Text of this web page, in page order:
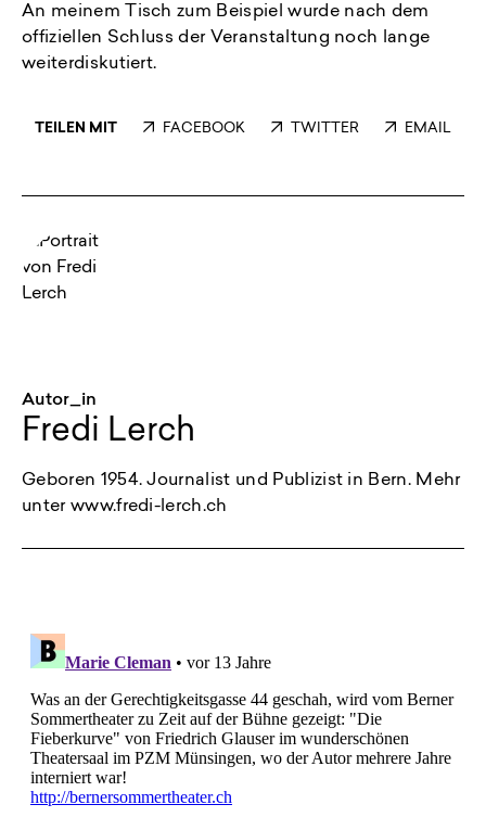
An meinem Tisch zum Beispiel wurde nach dem
offiziellen Schluss der Veranstaltung noch lange
weiterdiskutiert.
TEILEN MIT FACEBOOK TWITTER EMAIL
Autor_in
Fredi Lerch
Geboren 1954. Journalist und Publizist in Bern. Mehr
unter www.fredi-lerch.ch